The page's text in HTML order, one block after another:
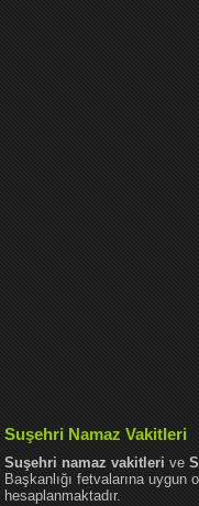
Suşehri Namaz Vakitleri
Suşehri namaz vakitleri ve
Başkanlığı fetvalarına
hesaplanmaktadır.